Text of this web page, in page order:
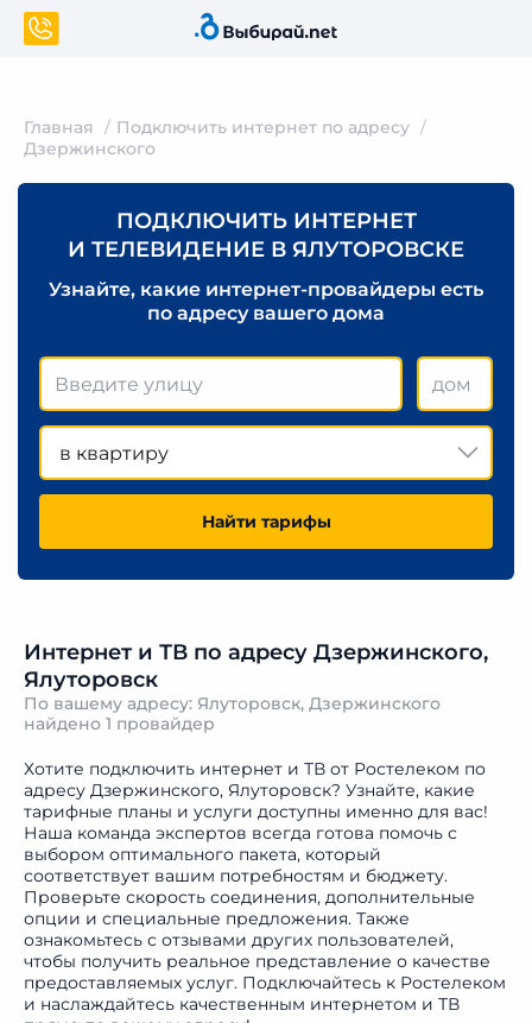
Главная
Подключить интернет по адресу
Дзержинского
ПОДКЛЮЧИТЬ ИНТЕРНЕТ
И ТЕЛЕВИДЕНИЕ В ЯЛУТОРОВСКЕ
Узнайте, какие интернет-провайдеры есть
по адресу вашего дома
в квартиру
Найти тарифы
Интернет и ТВ по адресу Дзержинского,
Ялуторовск
По вашему адресу: Ялуторовск, Дзержинского
найдено 1 провайдер
Хотите подключить интернет и ТВ от Ростелеком по
адресу Дзержинского, Ялуторовск? Узнайте, какие
тарифные планы и услуги доступны именно для вас!
Наша команда экспертов всегда готова помочь с
выбором оптимального пакета, который
соответствует вашим потребностям и бюджету.
Проверьте скорость соединения, дополнительные
опции и специальные предложения. Также
ознакомьтесь с отзывами других пользователей,
чтобы получить реальное представление о качестве
предоставляемых услуг. Подключайтесь к Ростелеком
и наслаждайтесь качественным интернетом и ТВ